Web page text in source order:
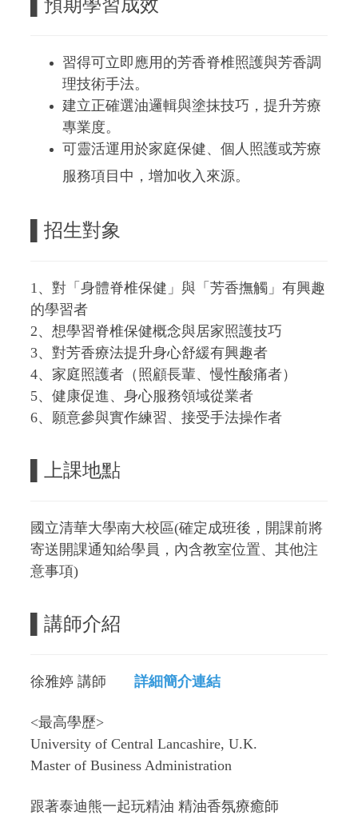
預期學習成效
習得可立即應用的芳香脊椎照護與芳香調
理技術手法。
建立正確選油邏輯與塗抹技巧，提升芳療
專業度。
可靈活運用於家庭保健、個人照護或芳療
服務項目中，增加收入來源。
▌招生對象
1、對「身體脊椎保健」與「芳香撫觸」有興趣
的學習者
2、想學習脊椎保健概念與居家照護技巧
3、對芳香療法提升身心舒緩有興趣者
4、家庭照護者（照顧長輩、慢性酸痛者）
5、健康促進、身心服務領域從業者
6、願意參與實作練習、接受手法操作者
▌上課地點
國立清華大學南大校區(確定成班後，開課前將
寄送開課通知給學員，內含教室位置、其他注
意事項)
講師介紹
徐雅婷 講師 詳細簡介連結
<最高學歷>
University of Central Lancashire, U.K.
Master of Business Administration
跟著泰迪熊一起玩精油 精油香氛療癒師